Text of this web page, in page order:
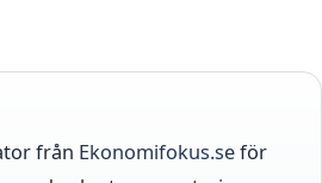
från Ekonomifokus.seför